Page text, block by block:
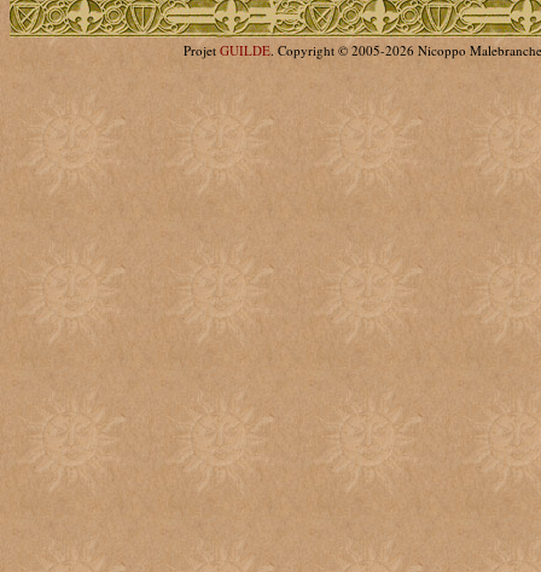
Projet GUILDE. Copyright © 2005-2026 Nicoppo Malebranche